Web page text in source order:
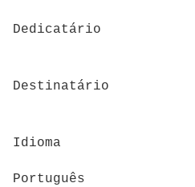
Dedicatário
Destinatário
Idioma
Português